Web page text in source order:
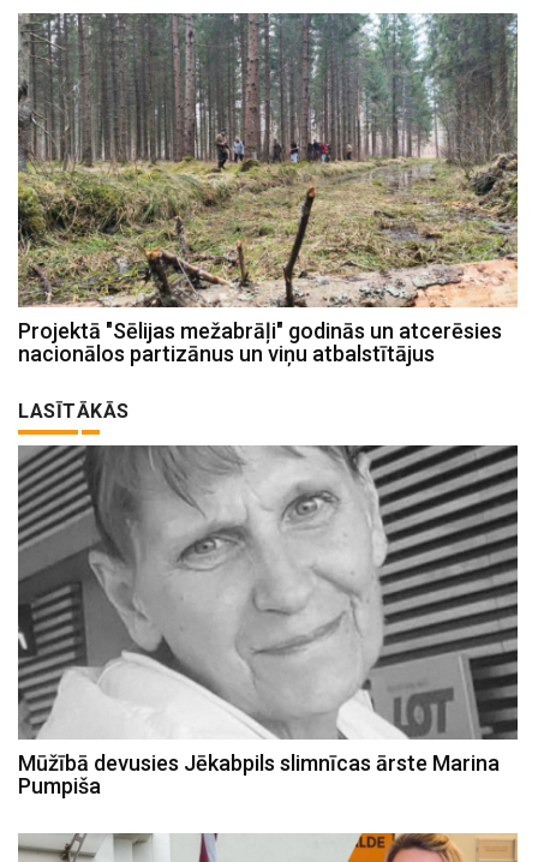
Projektā "Sēlijas mežabrāļi" godinās un atcerēsies
nacionālos partizānus un viņu atbalstītājus
LASĪTĀKĀS
Mūžībā devusies Jēkabpils slimnīcas ārste Marina
Pumpiša